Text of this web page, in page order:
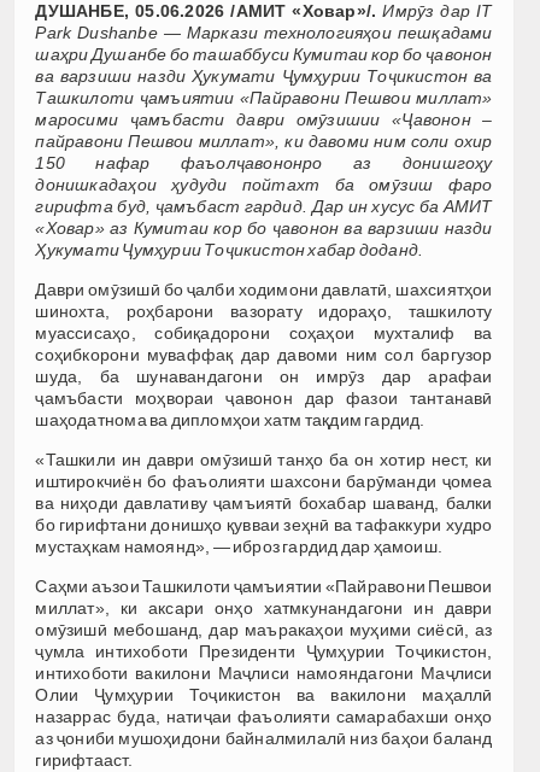
ДУШАНБЕ, 05.06.2026 /АМИТ «Ховар»/. Имрӯз дар IT
Park Dushanbe — Маркази технологияҳои пешқадами
шаҳри Душанбе бо ташаббуси Кумитаи кор бо ҷавонон
ва варзиши назди Ҳукумати Ҷумҳурии Тоҷикистон ва
Ташкилоти ҷамъиятии «Пайравони Пешвои миллат»
маросими ҷамъбасти даври омӯзишии «Ҷавонон –
пайравони Пешвои миллат», ки давоми ним соли охир
150 нафар фаъолҷавононро аз донишгоҳу
донишкадаҳои ҳудуди пойтахт ба омӯзиш фаро
гирифта буд, ҷамъбаст гардид. Дар ин хусус ба АМИТ
«Ховар» аз Кумитаи кор бо ҷавонон ва варзиши назди
Ҳукумати Ҷумҳурии Тоҷикистон хабар доданд.
Даври омӯзишӣ бо ҷалби ходимони давлатӣ, шахсиятҳои
шинохта, роҳбарони вазорату идораҳо, ташкилоту
муассисаҳо, собиқадорони соҳаҳои мухталиф ва
соҳибкорони муваффақ дар давоми ним сол баргузор
шуда, ба шунавандагони он имрӯз дар арафаи
ҷамъбасти моҳвораи ҷавонон дар фазои тантанавӣ
шаҳодатнома ва дипломҳои хатм тақдим гардид.
«Ташкили ин даври омӯзишӣ танҳо ба он хотир нест, ки
иштирокчиён бо фаъолияти шахсони барӯманди ҷомеа
ва ниҳоди давлативу ҷамъиятӣ бохабар шаванд, балки
бо гирифтани донишҳо қувваи зеҳнӣ ва тафаккури худро
мустаҳкам намоянд», — иброз гардид дар ҳамоиш.
Саҳми аъзои Ташкилоти ҷамъиятии «Пайравони Пешвои
миллат», ки аксари онҳо хатмкунандагони ин даври
омӯзишӣ мебошанд, дар маъракаҳои муҳими сиёсӣ, аз
ҷумла интихоботи Президенти Ҷумҳурии Тоҷикистон,
интихоботи вакилони Маҷлиси намояндагони Маҷлиси
Олии Ҷумҳурии Тоҷикистон ва вакилони маҳаллӣ
назаррас буда, натиҷаи фаъолияти самарабахши онҳо
аз ҷониби мушоҳидони байналмилалӣ низ баҳои баланд
гирифтааст.